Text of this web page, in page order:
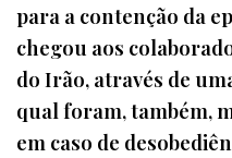
para a contenção da
chegou aos
do Irão, através de
qual foram, também,
em caso de